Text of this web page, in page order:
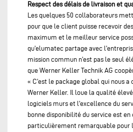
Respect des délais de livraison et
Les quelques 50 collaborateurs
pour que le client puisse recevoir
maximum et le meilleur service
qu'elumatec partage avec
mission commun n'est pas le seul
que Werner Keller Technik AG
« C'est le package global qui nous a
Werner Keller. Il loue la qualité
logiciels murs et l'excellence du
bonne disponibilité du service est
particulièrement remarquable pour